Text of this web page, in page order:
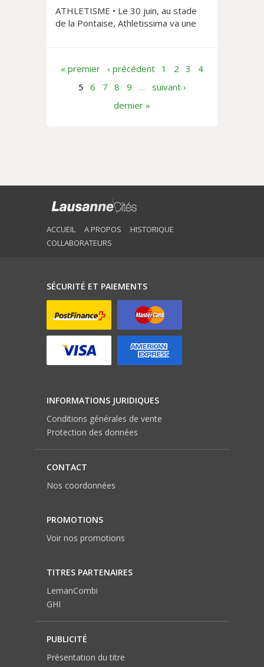
ATHLETISME • Le 30 juin, au stade
de la Pontaise, Athletissima va une
« premier ‹ précédent 1 2 3
4
5 6 7 8 9 …
suivant ›
dernier »
ACCUEIL A PROPOS
HISTORIQUE
COLLABORATEURS
SÉCURITÉ ET PAIEMENTS
INFORMATIONS JURIDIQUES
Conditions générales de vente
Protection des données
CONTACT
Nos coordonnées
PROMOTIONS
Voir nos promotions
TITRES PARTENAIRES
LemanCombi
GHI
PUBLICITÉ
Présentation du titre